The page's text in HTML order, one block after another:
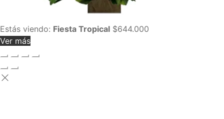
Estás viendo: Fiesta Tropical $644.000
Ver más